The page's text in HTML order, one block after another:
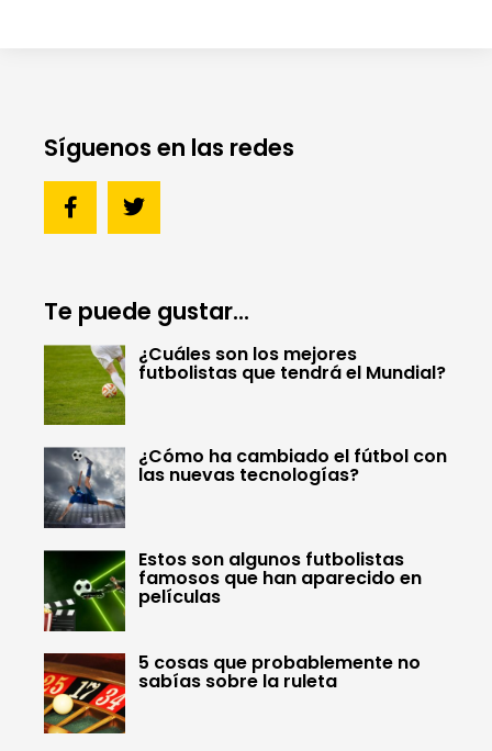
Síguenos en las redes
Te puede gustar...
¿Cuáles son los mejores
futbolistas que tendrá el Mundial?
¿Cómo ha cambiado el fútbol con
las nuevas tecnologías?
Estos son algunos futbolistas
famosos que han aparecido en
películas
5 cosas que probablemente no
sabías sobre la ruleta